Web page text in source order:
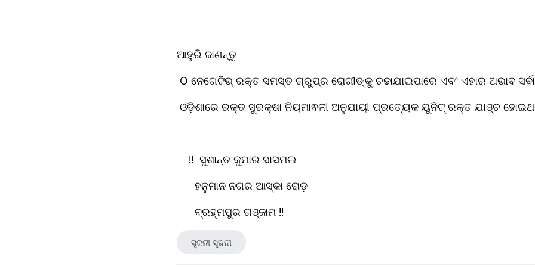
ଆହୁରି ଜାଣନ୍ତୁ
O ନେଗେଟିଭ୍ ରକ୍ତ ସମସ୍ତ ଗ୍ରୁପ୍ର ରୋଗୀଙ୍କୁ ଚଢାଯାଇପାରେ ଏବଂ ଏହାର ଅଭାବ
ଓଡ଼ିଶାରେ ରକ୍ତ ସୁରକ୍ଷା ନିୟମାଵଳୀ ଅନୁଯାୟୀ ପ୍ରତ୍ୟେକ ୟୁନିଟ୍ ରକ୍ତ ଯାଞ୍ଚ
    !!  ସୁଶାନ୍ତ କୁମାର ସାସମଲ
      ହନୁମାନ ନଗର ଆସ୍କା ରୋଡ଼
      ବ୍ରହ୍ମପୁର ଗଞ୍ଜାମ !!
ସୃଜନୀ ସୃଜନୀ